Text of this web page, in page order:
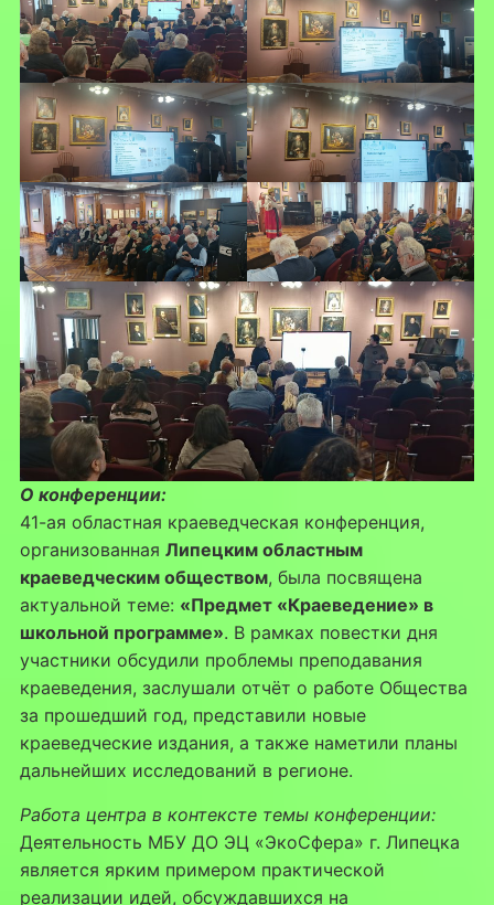
О конференции:
41-ая областная краеведческая конференция,
организованная Липецким областным
краеведческим обществом, была посвящена
актуальной теме: «Предмет «Краеведение» в
школьной программе». В рамках повестки дня
участники обсудили проблемы преподавания
краеведения, заслушали отчёт о работе Общества
за прошедший год, представили новые
краеведческие издания, а также наметили планы
дальнейших исследований в регионе.
Работа центра в контексте темы конференции:
Деятельность МБУ ДО ЭЦ «ЭкоСфера» г. Липецка
является ярким примером практической
реализации идей, обсуждавшихся на